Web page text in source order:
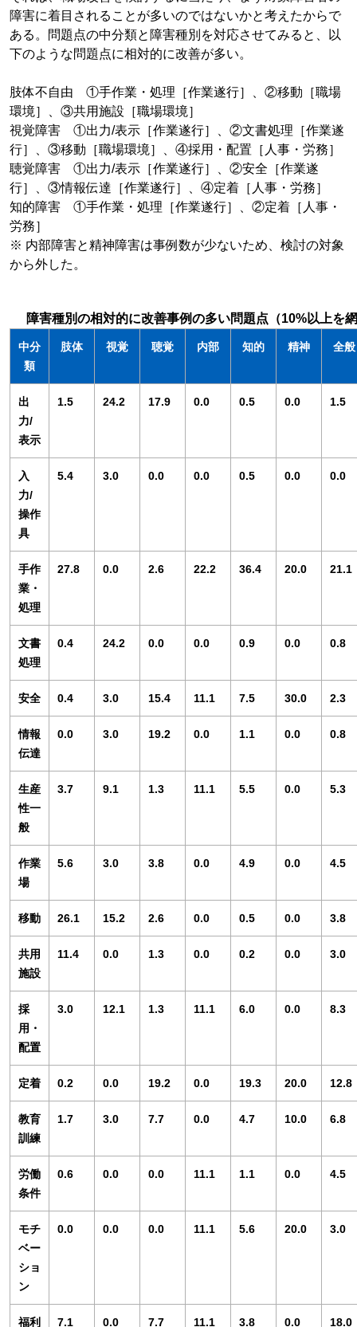
障害に着目されることが多いのではないかと考えたからで
ある。問題点の中分類と障害種別を対応させてみると、以
下のような問題点に相対的に改善が多い。
肢体不自由 ①手作業・処理［作業遂行］、②移動［職場
環境］、③共用施設［職場環境］
視覚障害 ①出力/表示［作業遂行］、②文書処理［作業遂
行］、③移動［職場環境］、④採用・配置［人事・労務］
聴覚障害 ①出力/表示［作業遂行］、②安全［作業遂
行］、③情報伝達［作業遂行］、④定着［人事・労務］
知的障害 ①手作業・処理［作業遂行］、②定着［人事・
労務］
※ 内部障害と精神障害は事例数が少ないため、検討の対象
から外した。
障害種別の相対的に改善事例の多い問題点（10%以上を
中分
類
肢体 視覚 聴覚 内部 知的 精神 全般
出
力/
表示
1.5 24.2 17.9 0.0 0.5 0.0 1.5
入
力/
操作
具
5.4 3.0 0.0 0.0 0.5 0.0 0.0
手作
業・
処理
27.8 0.0 2.6 22.2 36.4 20.0 21.1
文書
処理
0.4 24.2 0.0 0.0 0.9 0.0 0.8
安全 0.4 3.0 15.4 11.1 7.5 30.0 2.3
情報
伝達
0.0 3.0 19.2 0.0 1.1 0.0 0.8
生産
性一
般
3.7 9.1 1.3 11.1 5.5 0.0 5.3
作業
場
5.6 3.0 3.8 0.0 4.9 0.0 4.5
移動 26.1 15.2 2.6 0.0 0.5 0.0 3.8
共用
施設
11.4 0.0 1.3 0.0 0.2 0.0 3.0
採
用・
配置
3.0 12.1 1.3 11.1 6.0 0.0 8.3
定着 0.2 0.0 19.2 0.0 19.3 20.0 12.8
教育
訓練
1.7 3.0 7.7 0.0 4.7 10.0 6.8
労働
条件
0.6 0.0 0.0 11.1 1.1 0.0 4.5
モチ
ベー
ショ
ン
0.0 0.0 0.0 11.1 5.6 20.0 3.0
福利
7.1 0.0 7.7 11.1 3.8 0.0 18.0